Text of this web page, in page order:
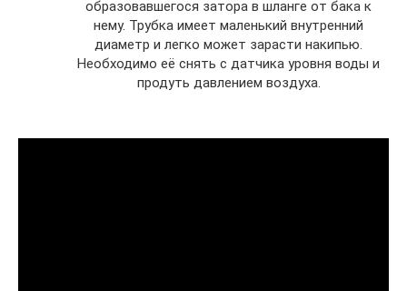
образовавшегося затора в шланге от бака к
нему. Трубка имеет маленький внутренний
диаметр и легко может зарасти накипью.
Необходимо её снять с датчика уровня воды и
продуть давлением воздуха.